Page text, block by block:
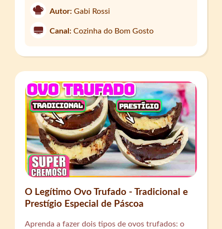
Autor: Gabi Rossi
Canal: Cozinha do Bom Gosto
O Legítimo Ovo Trufado - Tradicional e
Prestígio Especial de Páscoa
Aprenda a fazer dois tipos de ovos trufados: o